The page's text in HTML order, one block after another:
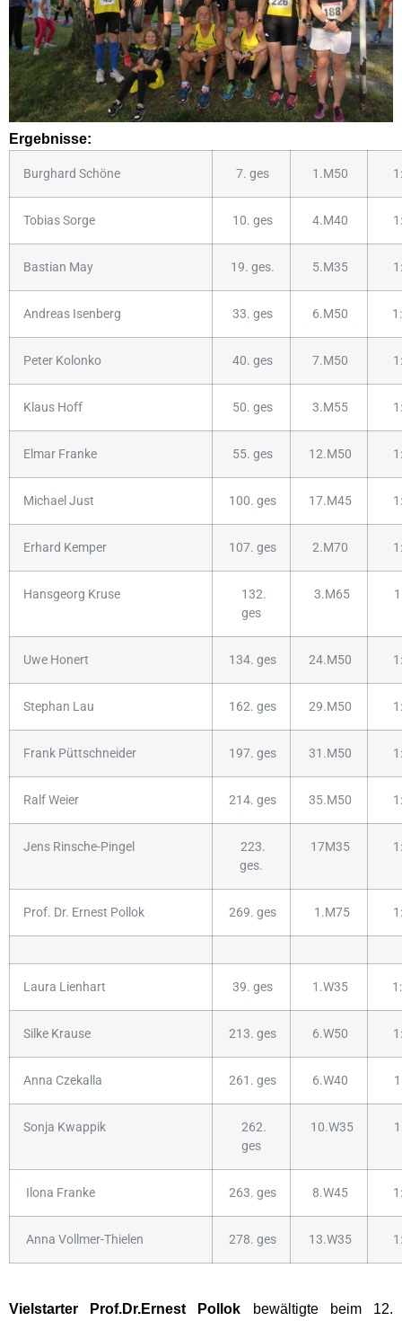
Ergebnisse:
Burghard Schöne 7. ges 1.M50
Tobias Sorge 10. ges 4.M40
Bastian May 19. ges. 5.M35
Andreas Isenberg 33. ges 6.M50
Peter Kolonko 40. ges 7.M50
Klaus Hoff 50. ges 3.M55
Elmar Franke 55. ges 12.M50
Michael Just 100. ges 17.M45
Erhard Kemper 107. ges 2.M70
Hansgeorg Kruse
132.
ges
3.M65
Uwe Honert 134. ges 24.M50
Stephan Lau 162. ges 29.M50
Frank Püttschneider 197. ges 31.M50
Ralf Weier 214. ges 35.M50
Jens Rinsche-Pingel
223.
ges.
17M35
Prof. Dr. Ernest Pollok 269. ges 1.M75
Laura Lienhart 39. ges 1.W35
Silke Krause 213. ges 6.W50
Anna Czekalla 261. ges 6.W40
Sonja Kwappik
262.
ges
10.W35
Ilona Franke 263. ges 8.W45
Anna Vollmer-Thielen 278. ges 13.W35
Vielstarter Prof.Dr.Ernest Pollok bewältigte beim 12.